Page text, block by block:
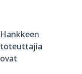
Hankkeen
toteuttajia
ovat